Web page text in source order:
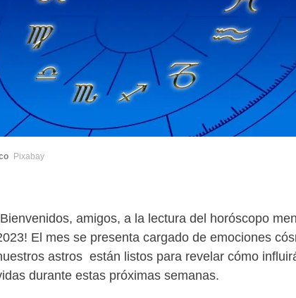
Pixabay
amigos, a la lectura del horóscopo
El mes se presenta cargado de emociones
astros están listos para revelar cómo
durante estas próximas semanas.